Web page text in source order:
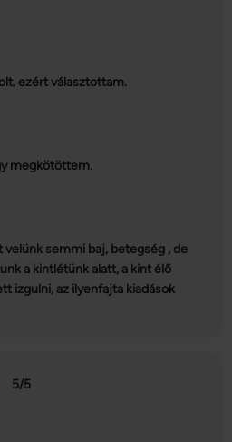
ezért választottam.
megkötöttem.
semmi baj, betegség , de
a kintlétünk alatt, a kint élő
izgulni, az ilyenfajta kiadások
5/5